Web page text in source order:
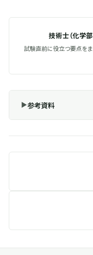
技術士（化学
試験直前に役立つ要点をま
参考資料